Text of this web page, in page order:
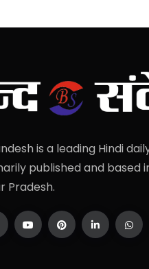
is a leading Hindi
published and based
Pradesh.